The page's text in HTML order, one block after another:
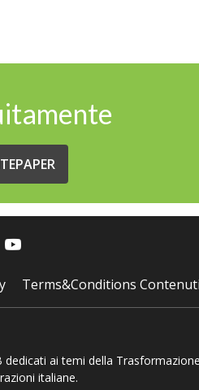
Terms&Conditions
ai temi della
italiane.